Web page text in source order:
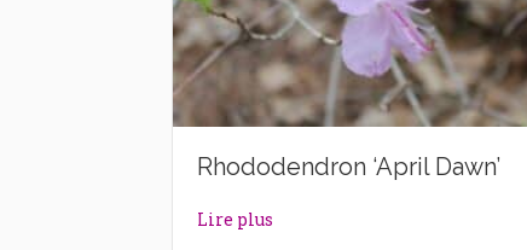
Rhododendron ‘April Dawn’
Lire plus